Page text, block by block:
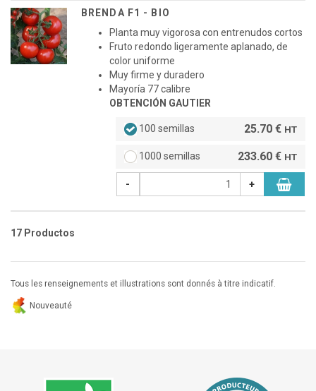
BRENDA F1 - BIO
Planta muy vigorosa con entrenudos cortos
Fruto redondo ligeramente aplanado, de
color uniforme
Muy firme y duradero
Mayoría 77 calibre
OBTENCIÓN GAUTIER
100 semillas 25.70 € HT
1000 semillas 233.60 € HT
- +
17 Productos
Tous les renseignements et illustrations sont donnés à titre indicatif.
Nouveauté